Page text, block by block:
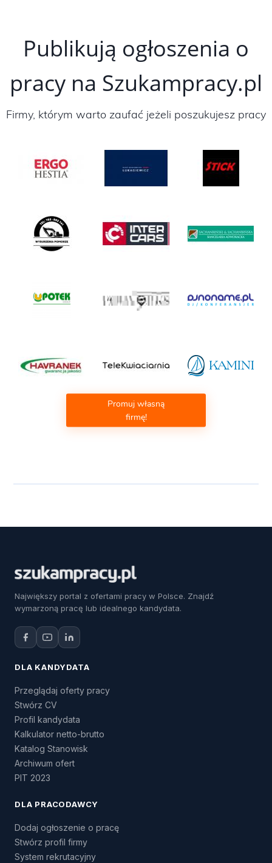
Publikują ogłoszenia o
pracy na Szukampracy.pl
Firmy, którym warto zaufać jeżeli poszukujesz pracy
Promuj własną
firmę!
Największy portal z ofertami pracy w Polsce. Znajdź
wymarzoną pracę lub idealnego kandydata.
DLA KANDYDATA
Przeglądaj oferty pracy
Stwórz CV
Profil kandydata
Kalkulator netto-brutto
Katalog Stanowisk
Archiwum ofert
PIT 2023
DLA PRACODAWCY
Dodaj ogłoszenie o pracę
Stwórz profil firmy
System rekrutacyjny